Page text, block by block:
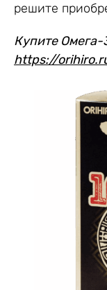
решите
Купите Омега-
https://